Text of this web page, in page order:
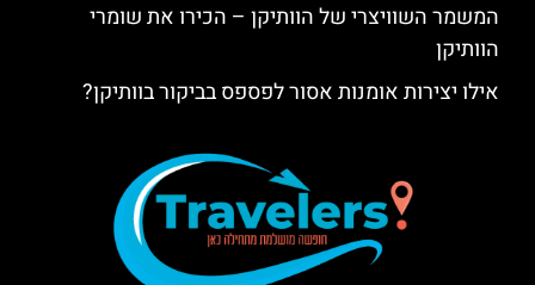
המשמר השוויצרי של הוותיקן – הכירו את שומרי
הוותיקן
אילו יצירות אומנות אסור לפספס בביקור בוותיקן?